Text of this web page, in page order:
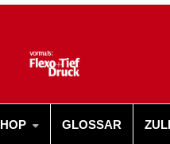
GLOSSAR